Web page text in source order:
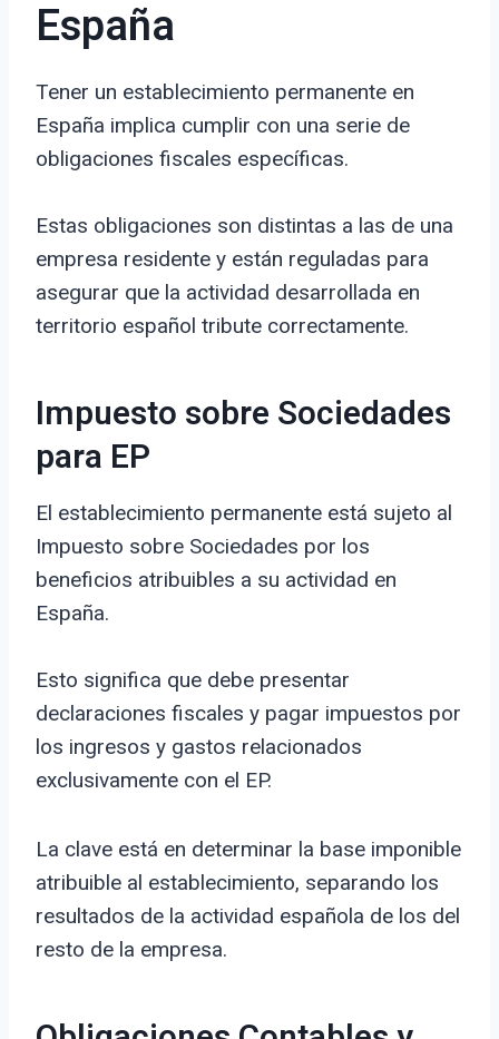
España
Tener un establecimiento permanente en
España implica cumplir con una serie de
obligaciones fiscales específicas.
Estas obligaciones son distintas a las de una
empresa residente y están reguladas para
asegurar que la actividad desarrollada en
territorio español tribute correctamente.
Impuesto sobre Sociedades
para EP
El establecimiento permanente está sujeto al
Impuesto sobre Sociedades por los
beneficios atribuibles a su actividad en
España.
Esto significa que debe presentar
declaraciones fiscales y pagar impuestos por
los ingresos y gastos relacionados
exclusivamente con el EP.
La clave está en determinar la base imponible
atribuible al establecimiento, separando los
resultados de la actividad española de los del
resto de la empresa.